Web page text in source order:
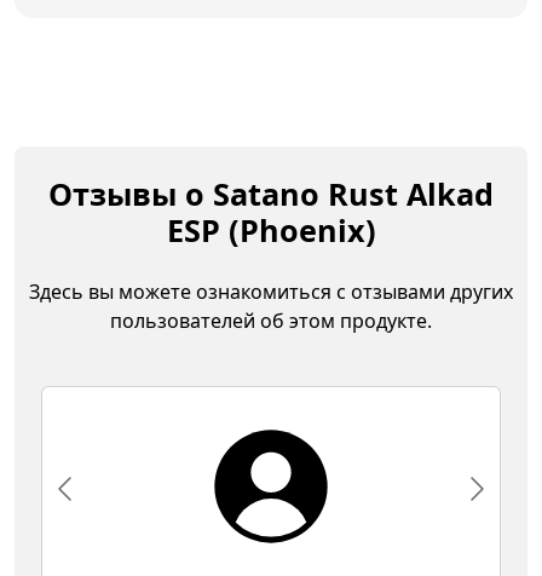
Отзывы о Satano Rust Alkad
ESP (Phoenix)
Здесь вы можете ознакомиться с отзывами других
пользователей об этом продукте.